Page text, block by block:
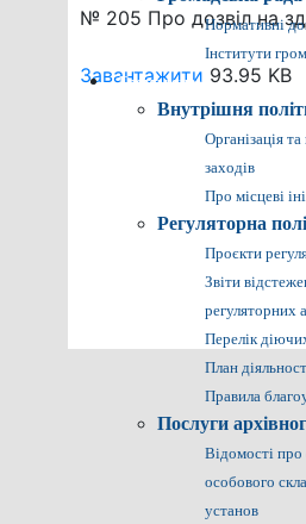
Нормативні
Інститути
Громадянам
Внутрішня
Організація
заходів
Про місцеві
Регуляторна
Проєкти
Звіти
регуляторних
Перелік
План
Правила
Послуги
Відомості
особового
установ
№ 205 Про дозвіл на
Завантажити 93.95 KB